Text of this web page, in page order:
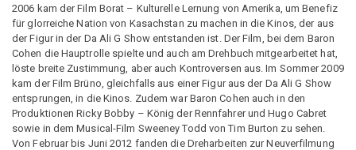
2006 kam der Film Borat – Kulturelle Lernung von Amerika, um Benefiz
für glorreiche Nation von Kasachstan zu machen in die Kinos, der aus
der Figur in der Da Ali G Show entstanden ist. Der Film, bei dem Baron
Cohen die Hauptrolle spielte und auch am Drehbuch mitgearbeitet hat,
löste breite Zustimmung, aber auch Kontroversen aus. Im Sommer 2009
kam der Film Brüno, gleichfalls aus einer Figur aus der Da Ali G Show
entsprungen, in die Kinos. Zudem war Baron Cohen auch in den
Produktionen Ricky Bobby – König der Rennfahrer und Hugo Cabret
sowie in dem Musical-Film Sweeney Todd von Tim Burton zu sehen.
Von Februar bis Juni 2012 fanden die Dreharbeiten zur Neuverfilmung